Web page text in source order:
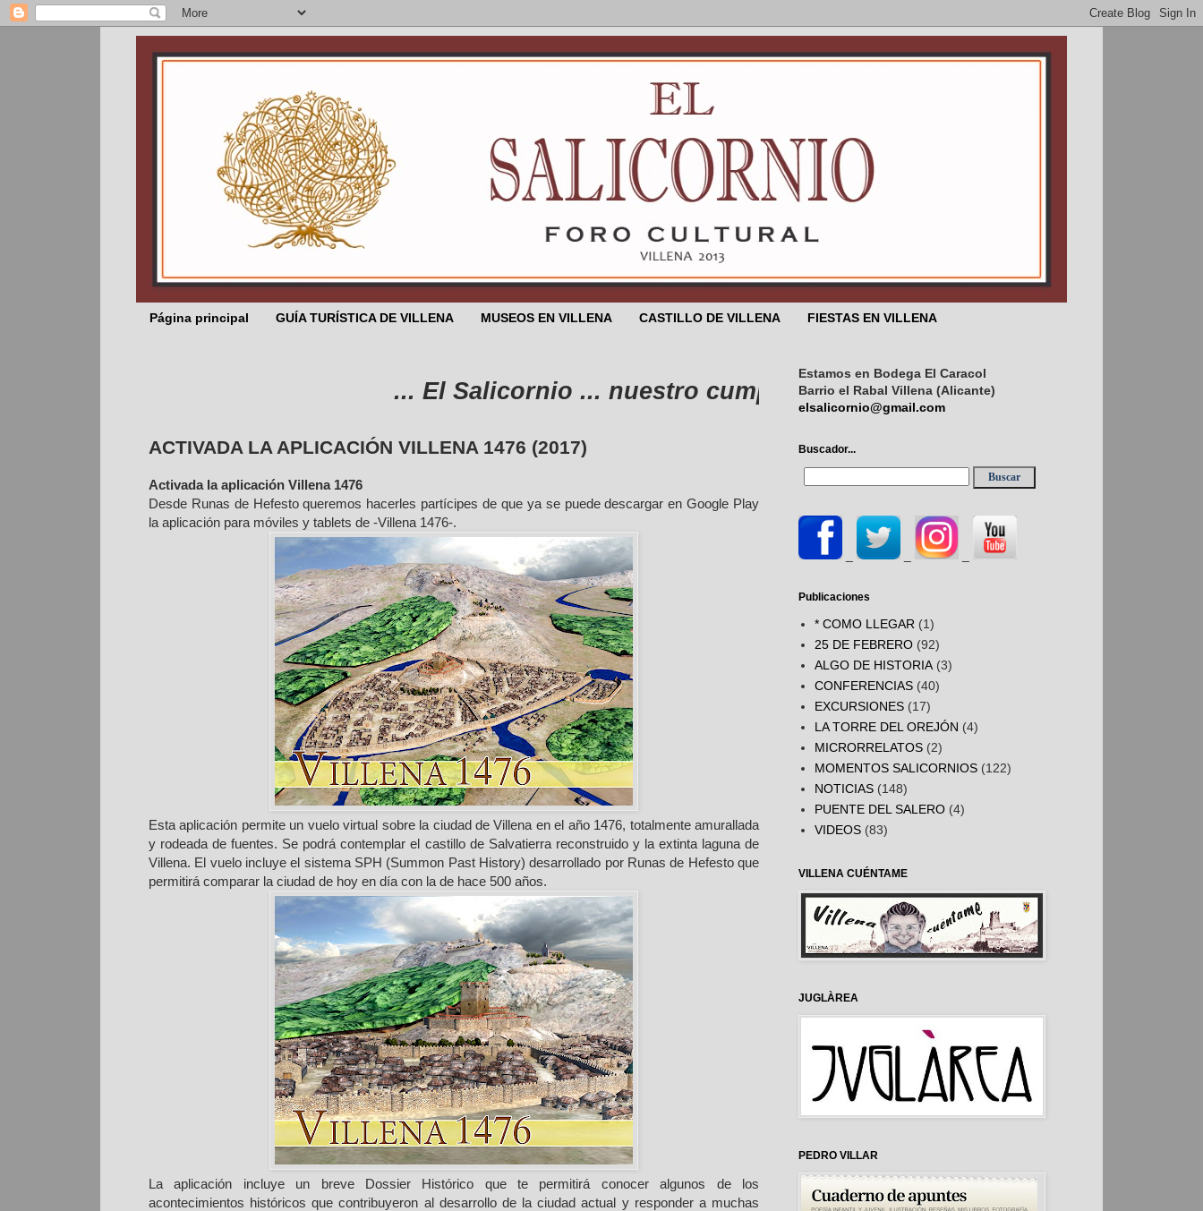
Página principal GUÍA TURÍSTICA DE VILLENA MUSEOS EN VILLENA CASTILLO DE VILLENA FIESTAS EN VILLENA
... El Salicornio ... nuestro cumpleaños es el 25 de febrero aniversario
ACTIVADA LA APLICACIÓN VILLENA 1476 (2017)
Activada la aplicación Villena 1476
Desde Runas de Hefesto queremos hacerles partícipes de que ya se puede descargar en Google Play
la aplicación para móviles y tablets de -Villena 1476-.
Esta aplicación permite un vuelo virtual sobre la ciudad de Villena en el año 1476, totalmente amurallada
y rodeada de fuentes. Se podrá contemplar el castillo de Salvatierra reconstruido y la extinta laguna de
Villena. El vuelo incluye el sistema SPH (Summon Past History) desarrollado por Runas de Hefesto que
permitirá comparar la ciudad de hoy en día con la de hace 500 años.
La aplicación incluye un breve Dossier Histórico que te permitirá conocer algunos de los
acontecimientos históricos que contribuyeron al desarrollo de la ciudad actual y responder a muchas
Estamos en Bodega El Caracol
Barrio el Rabal Villena (Alicante)
elsalicornio@gmail.com
Buscador...
Publicaciones
* COMO LLEGAR (1)
25 DE FEBRERO (92)
ALGO DE HISTORIA (3)
CONFERENCIAS (40)
EXCURSIONES (17)
LA TORRE DEL OREJÓN (4)
MICRORRELATOS (2)
MOMENTOS SALICORNIOS (122)
NOTICIAS (148)
PUENTE DEL SALERO (4)
VIDEOS (83)
VILLENA CUÉNTAME
JUGLÀREA
PEDRO VILLAR